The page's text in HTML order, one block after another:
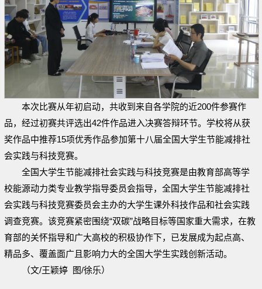
本次比赛从年初启动，共收到来自各学院的近200件参赛作
品，经过初赛共评选出42件作品进入决赛答辩环节。学校将从获
奖作品中推荐15项优秀作品参加第十八届全国大学生节能减排社
会实践与科技竞赛。
全国大学生节能减排社会实践与科技竞赛是由教育部高等学
校能源动力类专业教学指导委员会指导，全国大学生节能减排社
会实践与科技竞赛委员会主办的大学生课外科技作品和社会实践
调查竞赛。该竞赛紧密围绕“双碳”战略目标等国家重大需求，在教
育部的关怀指导和广大高校的积极协作下，已发展成为起点高、
精品多、覆盖面广且影响力大的全国大学生实践创新活动。
（文/王颖婷 图/徐乐）